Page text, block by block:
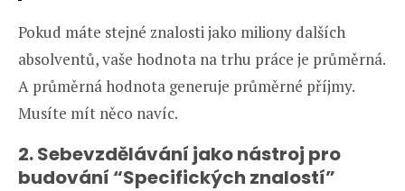
Pokud máte stejné znalosti jako miliony dalších
absolventů, vaše hodnota na trhu práce je průměrná.
A průměrná hodnota generuje průměrné příjmy.
Musíte mít něco navíc.
2. Sebevzdělávání jako nástroj pro
budování “Specifických znalostí”